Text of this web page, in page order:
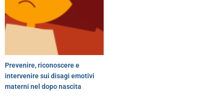
Prevenire, riconoscere e
intervenire sui disagi emotivi
materni nel dopo nascita